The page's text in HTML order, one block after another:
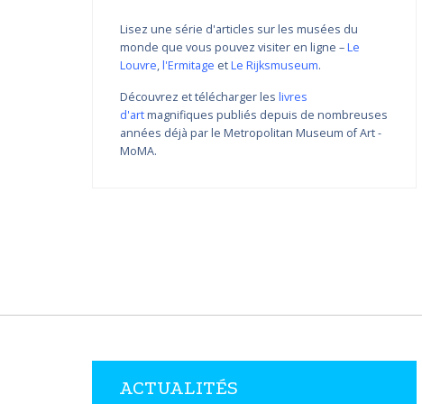
Lisez une série d'articles sur les musées du
monde que vous pouvez visiter en ligne –Le
Louvre,l'Ermitage etLe Rijksmuseum.
Découvrez et télécharger les livres
d'artmagnifiques publiés depuis de nombreuses
années déjà par le Metropolitan Museum of Art -
MoMA.
Variations de couleur de
Nikolay Yanakiev I
22.03.2018 - 31.09.2018
ACTUALITÉS